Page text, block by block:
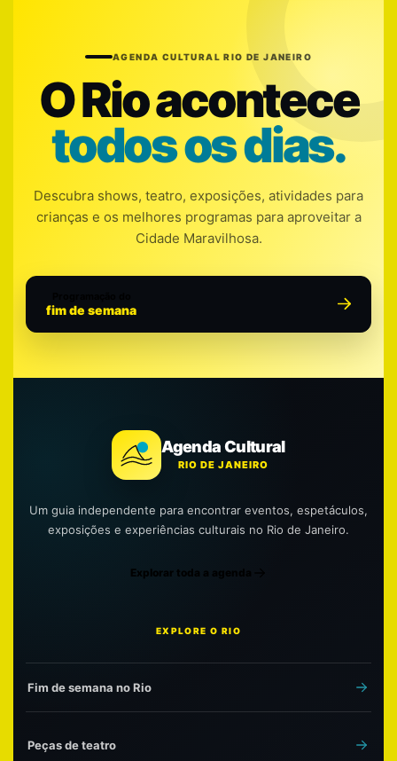
AGENDA CULTURAL RIO DE JANEIRO
O Rio acontece
todos os dias.
Descubra shows, teatro, exposições, atividades para
crianças e os melhores programas para aproveitar a
Cidade Maravilhosa.
fim de semana
Agenda Cultural
RIO DE JANEIRO
Um guia independente para encontrar eventos, espetáculos,
exposições e experiências culturais no Rio de Janeiro.
Explorar toda a agenda
EXPLORE O RIO
Fim de semana no Rio
Peças de teatro